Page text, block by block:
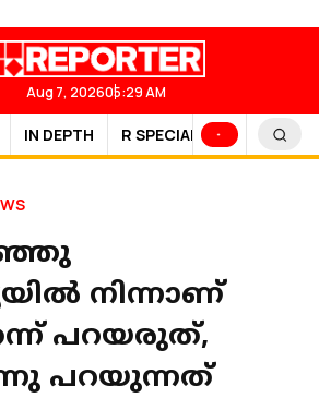
Aug 7, 202605:29 AM
IN DEPTH R SPECIAL SPORTS
നിന്നാണ്
പറയരുത്,
പറയുന്നത്